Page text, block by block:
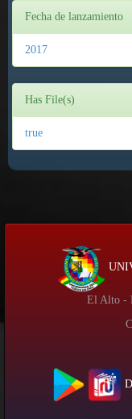
Fecha de lanzamiento
2017
Has File(s)
true
El Alto -